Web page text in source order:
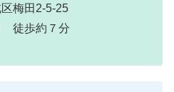
梅田2-5-25
徒歩約７分